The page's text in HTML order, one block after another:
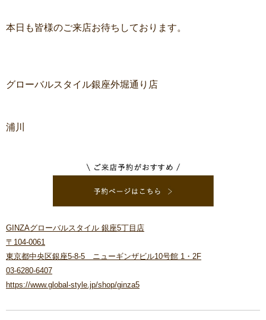
本日も皆様のご来店お待ちしております。
グローバルスタイル銀座外堀通り店
浦川
GINZAグローバルスタイル 銀座5丁目店
〒104-0061
東京都中央区銀座5-8-5 ニューギンザビル10号館 1・2F
03-6280-6407
https://www.global-style.jp/shop/ginza5